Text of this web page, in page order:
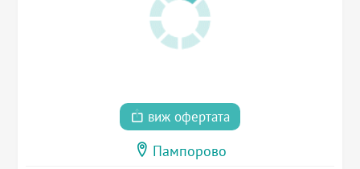
виж офертата
Пампорово